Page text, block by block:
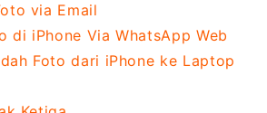
via Email
di iPhone Via WhatsApp Web
Foto dari iPhone ke Laptop